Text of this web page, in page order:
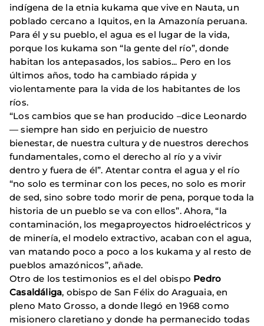
indígena de la etnia kukama que vive en Nauta, un
poblado cercano a Iquitos, en la Amazonía peruana.
Para él y su pueblo, el agua es el lugar de la vida,
porque los kukama son “la gente del río”, donde
habitan los antepasados, los sabios... Pero en los
últimos años, todo ha cambiado rápida y
violentamente para la vida de los habitantes de los
ríos.
“Los cambios que se han producido –dice Leonardo
— siempre han sido en perjuicio de nuestro
bienestar, de nuestra cultura y de nuestros derechos
fundamentales, como el derecho al río y a vivir
dentro y fuera de él”. Atentar contra el agua y el río
“no solo es terminar con los peces, no solo es morir
de sed, sino sobre todo morir de pena, porque toda la
historia de un pueblo se va con ellos”. Ahora, “la
contaminación, los megaproyectos hidroeléctricos y
de minería, el modelo extractivo, acaban con el agua,
van matando poco a poco a los kukama y al resto de
pueblos amazónicos”, añade.
Otro de los testimonios es el del obispo Pedro
Casaldáliga, obispo de San Félix do Araguaia, en
pleno Mato Grosso, a donde llegó en 1968 como
misionero claretiano y donde ha permanecido todas